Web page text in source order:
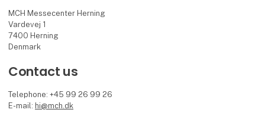
MCH Messecenter Herning
Vardevej 1
7400 Herning
Denmark
Contact us
Telephone: +45 99 26 99 26
E-mail: hi@mch.dk